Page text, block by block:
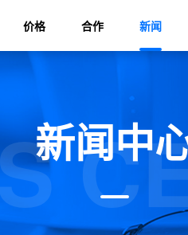
价格 合作 新闻
新闻中